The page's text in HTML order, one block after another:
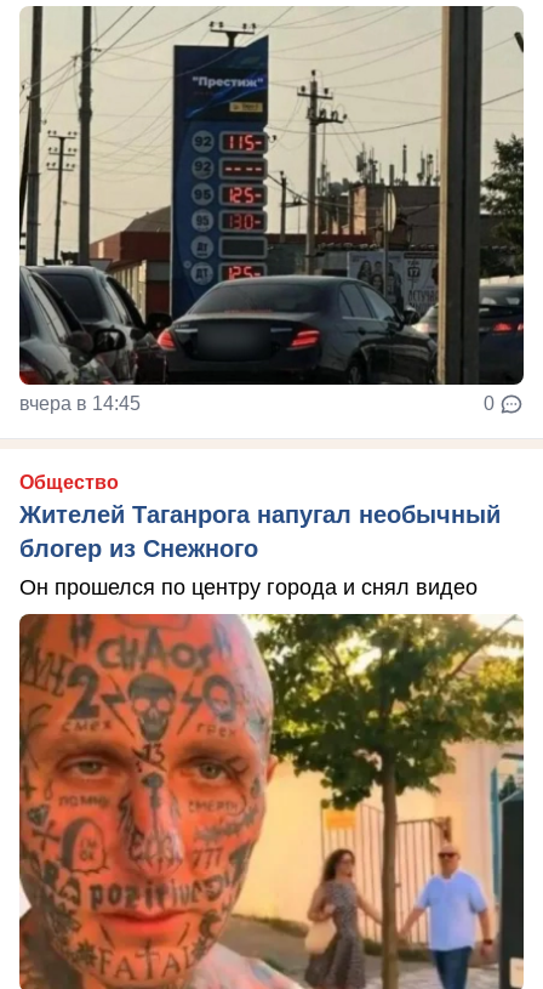
вчера в 14:45 0
Общество
Жителей Таганрога напугал необычный
блогер из Снежного
Он прошелся по центру города и снял видео